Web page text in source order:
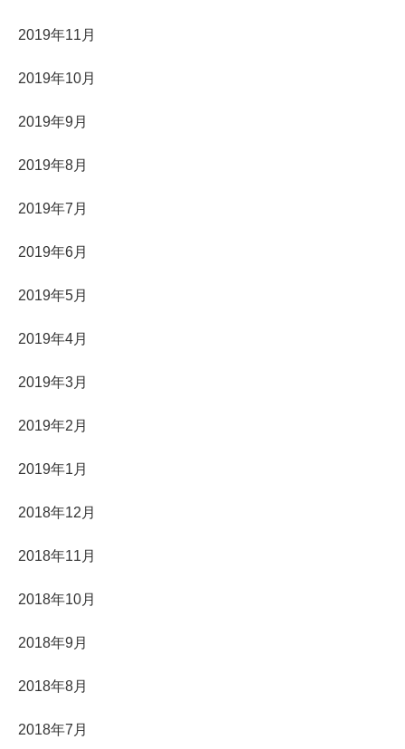
2019年11月
2019年10月
2019年9月
2019年8月
2019年7月
2019年6月
2019年5月
2019年4月
2019年3月
2019年2月
2019年1月
2018年12月
2018年11月
2018年10月
2018年9月
2018年8月
2018年7月